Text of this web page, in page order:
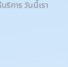
ริการ วันนี้เรา